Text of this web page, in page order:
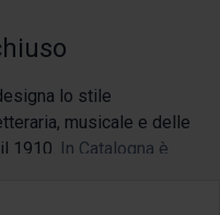
lo stile
musicale e delle
1910. In Catalogna è